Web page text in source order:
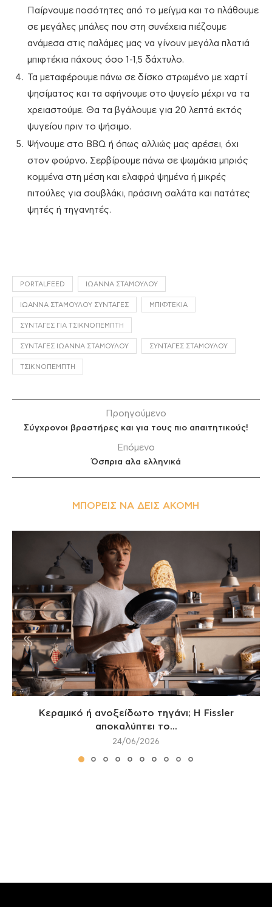
Παίρνουμε ποσότητες από το μείγμα και το πλάθουμε
σε μεγάλες μπάλες που στη συνέχεια πιέζουμε
ανάμεσα στις παλάμες μας να γίνουν μεγάλα πλατιά
μπιφτέκια πάχους όσο 1-1,5 δάχτυλο.
Τα μεταφέρουμε πάνω σε δίσκο στρωμένο με χαρτί
ψησίματος και τα αφήνουμε στο ψυγείο μέχρι να τα
χρειαστούμε. Θα τα βγάλουμε για 20 λεπτά εκτός
ψυγείου πριν το ψήσιμο.
Ψήνουμε στο BBQ ή όπως αλλιώς μας αρέσει, όχι
στον φούρνο. Σερβίρουμε πάνω σε ψωμάκια μπριός
κομμένα στη μέση και ελαφρά ψημένα ή μικρές
πιτούλες για σουβλάκι, πράσινη σαλάτα και πατάτες
ψητές ή τηγανητές.
PORTALFEED ΙΩΆΝΝΑ ΣΤΑΜΟΎΛΟΥ
ΙΩΆΝΝΑ ΣΤΑΜΟΎΛΟΥ ΣΥΝΤΑΓΈΣ ΜΠΙΦΤΈΚΙΑ
ΣΥΝΤΑΓΈΣ ΓΙΑ ΤΣΙΚΝΟΠΈΜΠΤΗ
ΣΥΝΤΑΓΈΣ ΙΩΆΝΝΑ ΣΤΑΜΟΎΛΟΥ ΣΥΝΤΑΓΈΣ ΣΤΑΜΟΎΛΟΥ
ΤΣΙΚΝΟΠΈΜΠΤΗ
Προηγούμενο
Σύγχρονοι βραστήρες και για τους πιο απαιτητικούς!
Επόμενο
Όσπρια αλα ελληνικά
ΜΠΟΡΕΊΣ ΝΑ ΔΕΙΣ ΑΚΌΜΗ
Κεραμικό ή ανοξείδωτο τηγάνι; Η Fissler
αποκαλύπτει το...
24/06/2026